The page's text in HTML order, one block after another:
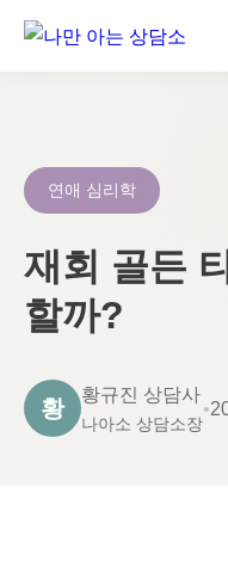
연애 심리학
재회 골든
할까?
황
황규진 상담사
나아소 상담소장
•